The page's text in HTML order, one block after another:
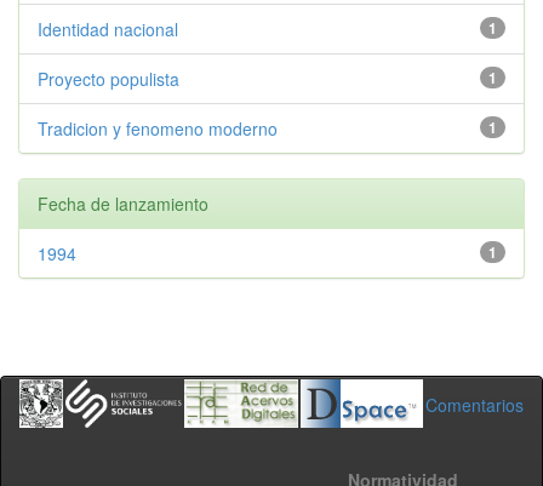
1
Identidad nacional
1
Proyecto populista
1
Tradicion y fenomeno moderno
Fecha de lanzamiento
1
1994
Comentarios
Normatividad